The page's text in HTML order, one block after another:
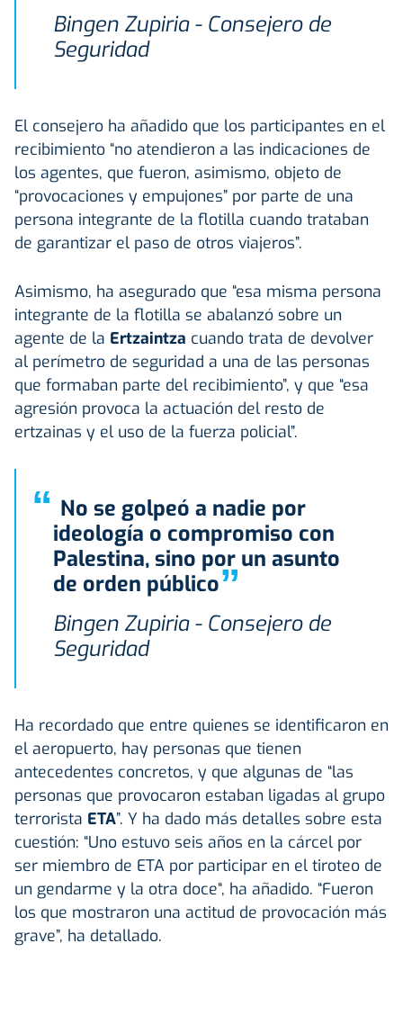
Bingen Zupiria - Consejero de
Seguridad
El consejero ha añadido que los participantes en el
recibimiento “no atendieron a las indicaciones de
los agentes, que fueron, asimismo, objeto de
“provocaciones y empujones” por parte de una
persona integrante de la flotilla cuando trataban
de garantizar el paso de otros viajeros”.
Asimismo, ha asegurado que “esa misma persona
integrante de la flotilla se abalanzó sobre un
agente de la Ertzaintza cuando trata de devolver
al perímetro de seguridad a una de las personas
que formaban parte del recibimiento”, y que “esa
agresión provoca la actuación del resto de
ertzainas y el uso de la fuerza policial”.
“ No se golpeó a nadie por
ideología o compromiso con
Palestina, sino por un asunto
de orden público”
Bingen Zupiria - Consejero de
Seguridad
Ha recordado que entre quienes se identificaron en
el aeropuerto, hay personas que tienen
antecedentes concretos, y que algunas de “las
personas que provocaron estaban ligadas al grupo
terrorista ETA”. Y ha dado más detalles sobre esta
cuestión: “Uno estuvo seis años en la cárcel por
ser miembro de ETA por participar en el tiroteo de
un gendarme y la otra doce“, ha añadido. “Fueron
los que mostraron una actitud de provocación más
grave”, ha detallado.